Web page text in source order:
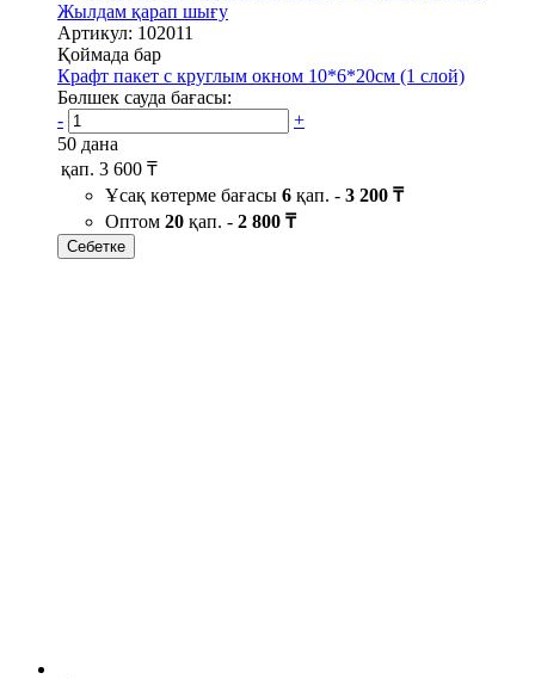
Жылдам қарап шығу
Артикул: 102011
Қоймада бар
Крафт пакет с круглым окном 10*6*20см (1 слой)
Бөлшек сауда бағасы:
-
+
50 дана
қап. 3 600 ₸
Ұсақ көтерме бағасы 6 қап. - 3 200 ₸
Оптом 20 қап. - 2 800 ₸
Себетке